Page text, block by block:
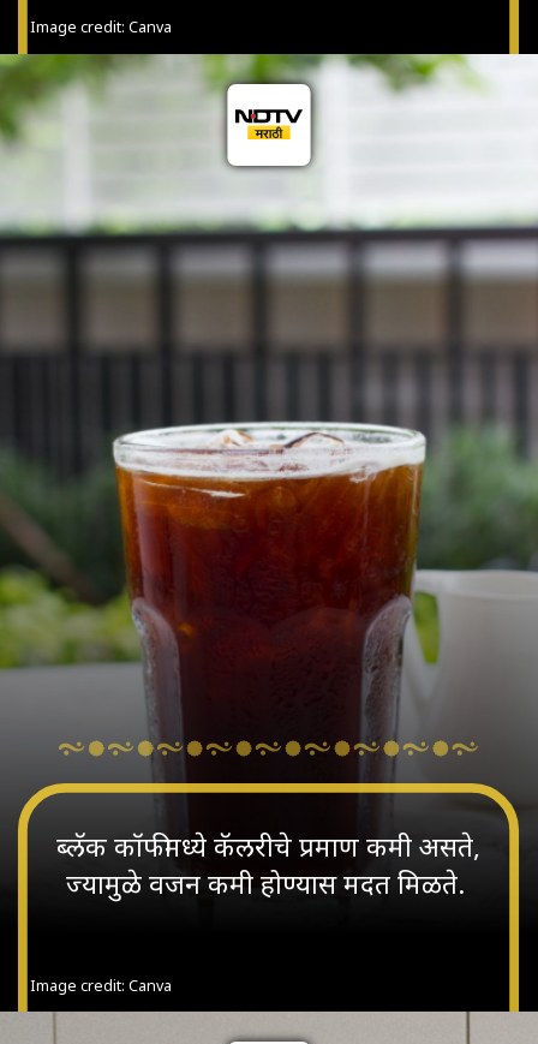
Image credit: Canva
ब्लॅक कॉफीमध्ये कॅलरीचे प्रमाण कमी असते,
ज्यामुळे वजन कमी होण्यास मदत मिळते.
Image credit: Canva